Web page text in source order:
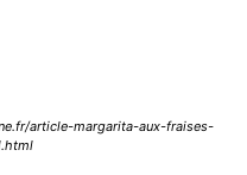
article-margarita-aux-fraises-